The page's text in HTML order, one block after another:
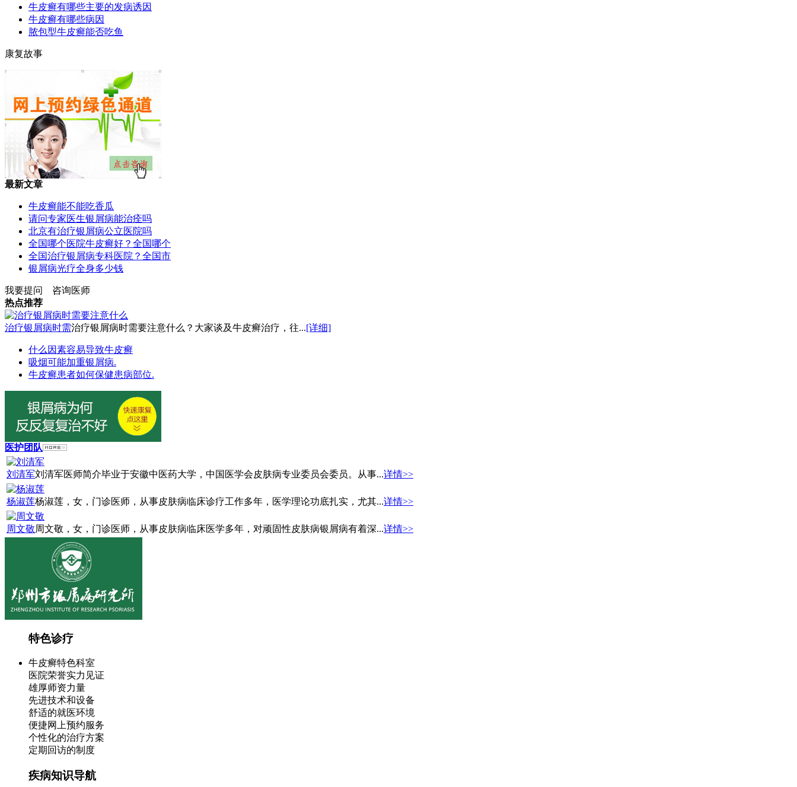
牛皮癣有哪些主要的发病诱因
牛皮癣有哪些病因
脓包型牛皮癣能否吃鱼
康复故事
最新文章
牛皮癣能不能吃香瓜
请问专家医生银屑病能治痊吗
北京有治疗银屑病公立医院吗
全国哪个医院牛皮癣好？全国哪个
全国治疗银屑病专科医院？全国市
银屑病光疗全身多少钱
我要提问
咨询医师
热点推荐
治疗银屑病时需治疗银屑病时需要注意什么？大家谈及牛皮癣治疗，往...[详细]
什么因素容易导致牛皮癣
吸烟可能加重银屑病.
牛皮癣患者如何保健患病部位.
医护团队
刘清军刘清军医师简介毕业于安徽中医药大学，中国医学会皮肤病专业委员会委员。从事...详情>>
杨淑莲杨淑莲，女，门诊医师，从事皮肤病临床诊疗工作多年，医学理论功底扎实，尤其...详情>>
周文敬周文敬，女，门诊医师，从事皮肤病临床医学多年，对顽固性皮肤病银屑病有着深...详情>>
特色诊疗
牛皮癣特色科室
医院荣誉实力见证
雄厚师资力量
先进技术和设备
舒适的就医环境
便捷网上预约服务
个性化的治疗方案
定期回访的制度
疾病知识导航